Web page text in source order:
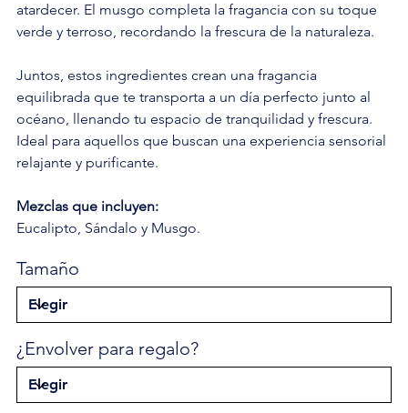
atardecer. El musgo completa la fragancia con su toque
verde y terroso, recordando la frescura de la naturaleza.
Juntos, estos ingredientes crean una fragancia
equilibrada que te transporta a un día perfecto junto al
océano, llenando tu espacio de tranquilidad y frescura.
Ideal para aquellos que buscan una experiencia sensorial
relajante y purificante.
Mezclas que incluyen:
Eucalipto, Sándalo y Musgo.
Tamaño
¿Envolver para regalo?